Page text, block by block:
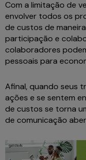
Com a limitação de
envolver todos os
de custos de
participação e
colaboradores
pessoais para
Afinal, quando seus
ações e se sentem
de custos se torna
de comunicação